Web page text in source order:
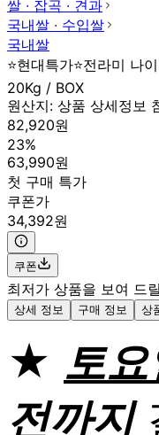
쌀 ∙ 잡곡 ∙ 견과
국내쌀 ∙ 수입쌀
국내쌀
⭐현대특가⭐전라미 나
20Kg / BOX
원산지: 상품 상세정보
82,920원
23%
63,990원
첫 구매 특가
쿠폰가
34,392원
쿠폰
최저가 상품을 보여 드
상세 정보 구매 정보 상
★ 토
전까지